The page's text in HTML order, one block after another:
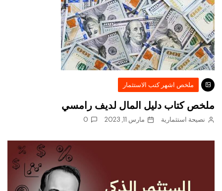
ملخص اشهر كتب الاستثمار
ملخص كتاب دليل المال لديف رامسي
نصيحة استثمارية مارس 11, 2023 0